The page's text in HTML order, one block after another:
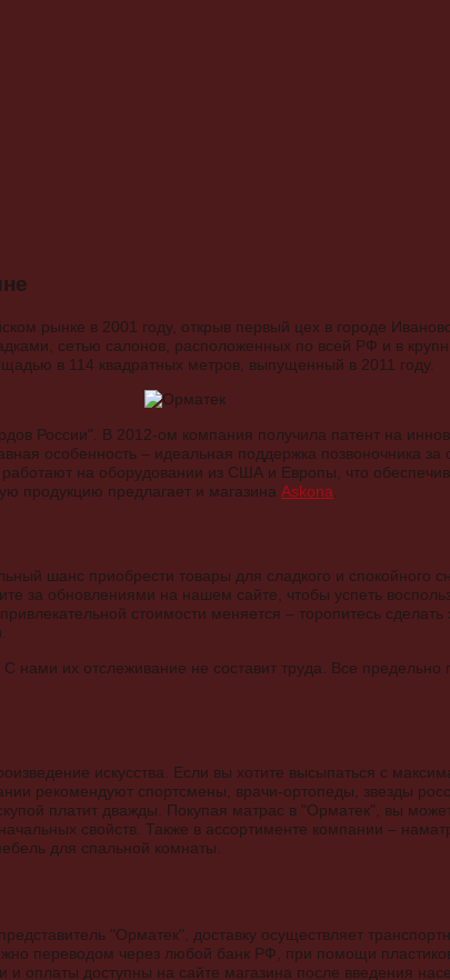
рынке в 2001 году, открыв первый цех в городе
сетью салонов, расположенных по всей РФ и в
в 114 квадратных метров, выпущенный в 2011 году.
России". В 2012-ом компания получила патент на
особенность – идеальная поддержка позвоночника за
на оборудовании из США и Европы, что
продукцию предлагает и магазина Askona
шанс приобрести товары для сладкого и спокойного
за обновлениями на нашем сайте, чтобы успеть
стоимости меняется – торопитесь сделать
С нами их отслеживание не составит труда. Все
искусства. Если вы хотите высыпаться с
рекомендуют спортсмены, врачи-ортопеды, звезды
платит дважды. Покупая матрас в "Орматек", вы
свойств. Также в ассортименте компании –
для спальной комнаты.
"Орматек", доставку осуществляет
переводом через любой банк РФ, при помощи
и оплаты доступны на сайте магазина после введения